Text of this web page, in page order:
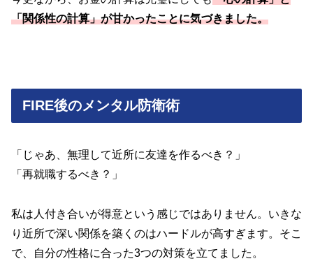
「関係性の計算」が甘かったことに気づきました。
FIRE後のメンタル防衛術
「じゃあ、無理して近所に友達を作るべき？」
「再就職するべき？」
私は人付き合いが得意という感じではありません。いきな
り近所で深い関係を築くのはハードルが高すぎます。そこ
で、自分の性格に合った3つの対策を立てました。